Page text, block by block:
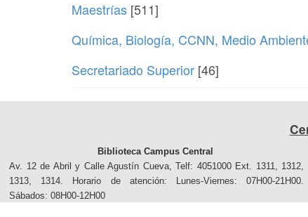
Maestrías [511]
Química, Biología, CCNN, Medio
Secretariado Superior [46]
Biblioteca Campus Central
Av. 12 de Abril y Calle Agustín Cueva, Telf: 4051000 Ext. 1311, 1312,
1313, 1314. Horario de atención: Lunes-Viernes: 07H00-21H00.
Sábados: 08H00-12H00